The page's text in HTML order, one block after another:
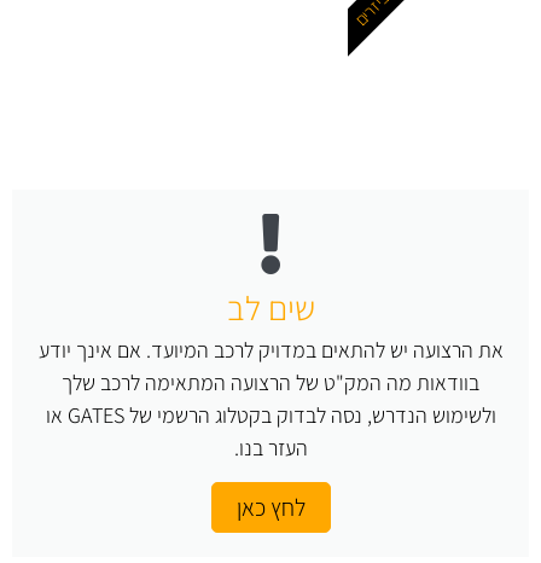
שים לב
את הרצועה יש להתאים במדויק לרכב המיועד. אם אינך יודע
בוודאות מה המק"ט של הרצועה המתאימה לרכב שלך
ולשימוש הנדרש, נסה לבדוק בקטלוג הרשמי של GATES או
העזר בנו.
לחץ כאן